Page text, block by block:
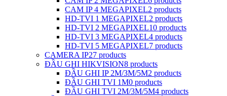
CAM IP 4 MEGAPIXEL2 products
HD-TVI 1 MEGAPIXEL2 products
HD-TVI 2 MEGAPIXEL10 products
HD-TVI 3 MEGAPIXEL4 products
HD-TVI 5 MEGAPIXEL7 products
CAMERA IP27 products
ĐẦU GHI HIKVISION8 products
ĐẦU GHI IP 2M/3M/5M2 products
ĐẦU GHI TVI 1M0 products
ĐẦU GHI TVI 2M/3M/5M4 products